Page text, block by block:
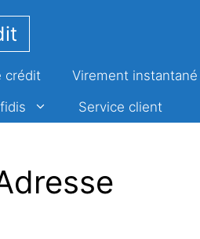
crédit Virement instantané
Service client